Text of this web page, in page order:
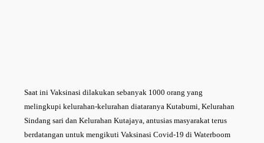
Saat ini Vaksinasi dilakukan sebanyak 1000 orang yang
melingkupi kelurahan-kelurahan diataranya Kutabumi, Kelurahan
Sindang sari dan Kelurahan Kutajaya, antusias masyarakat terus
berdatangan untuk mengikuti Vaksinasi Covid-19 di Waterboom